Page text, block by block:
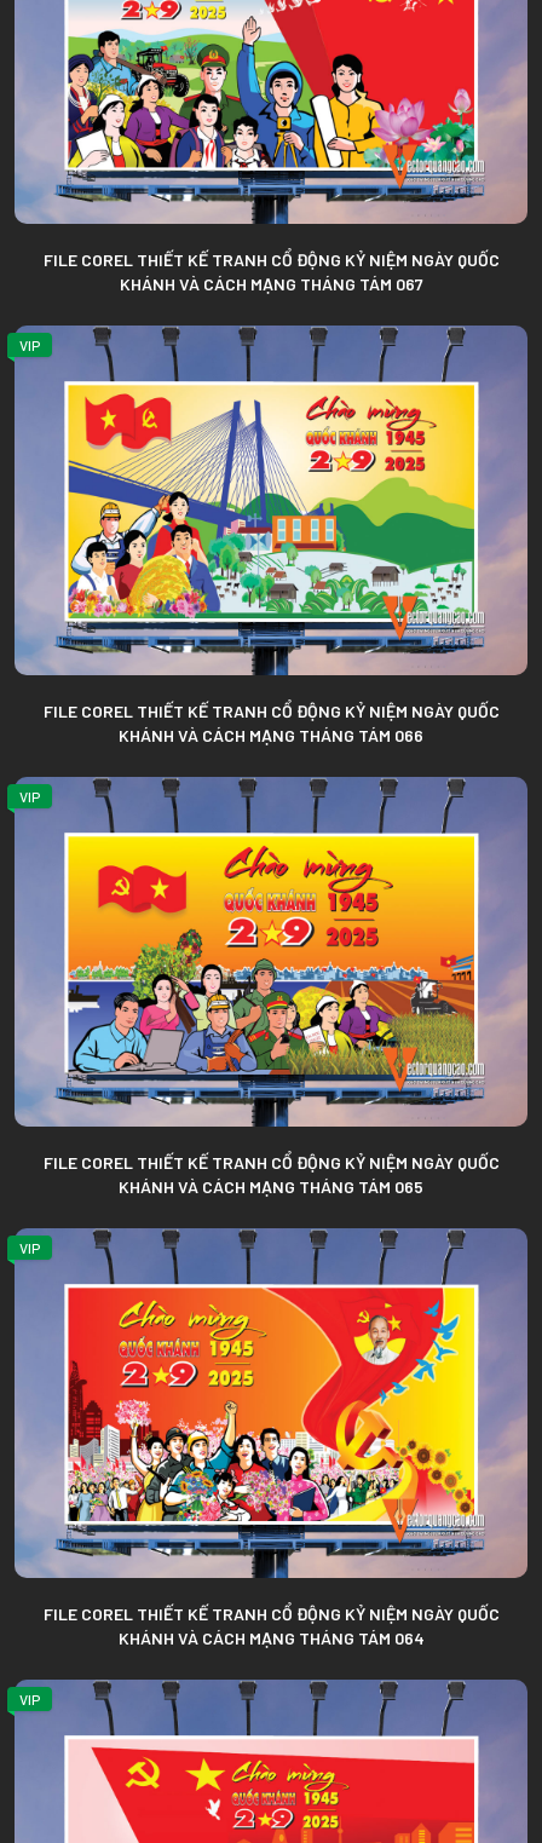
FILE COREL THIẾT KẾ TRANH CỔ ĐỘNG KỶ NIỆM NGÀY QUỐC
KHÁNH VÀ CÁCH MẠNG THÁNG TÁM 067
VIP
FILE COREL THIẾT KẾ TRANH CỔ ĐỘNG KỶ NIỆM NGÀY QUỐC
KHÁNH VÀ CÁCH MẠNG THÁNG TÁM 066
VIP
FILE COREL THIẾT KẾ TRANH CỔ ĐỘNG KỶ NIỆM NGÀY QUỐC
KHÁNH VÀ CÁCH MẠNG THÁNG TÁM 065
VIP
FILE COREL THIẾT KẾ TRANH CỔ ĐỘNG KỶ NIỆM NGÀY QUỐC
KHÁNH VÀ CÁCH MẠNG THÁNG TÁM 064
VIP